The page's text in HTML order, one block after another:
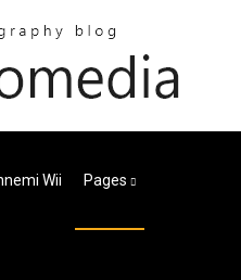
Wii Pages